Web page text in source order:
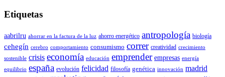
Etiquetas
aabrilru ahorrar en la factura de la luz ahorro energético antropología biología
cehegín cerebro comportamiento consumismo correr creatividad crecimiento
sostenible crisis economía educación emprender empresas energía
equilibrio españa evolución felicidad filosofía genética innovación madrid